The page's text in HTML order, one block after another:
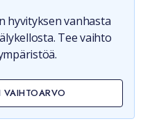
hyvityksen vanhasta
Tee vaihto
VAIHTOARVO